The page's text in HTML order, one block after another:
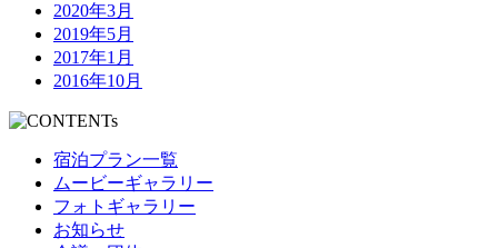
2020年3月
2019年5月
2017年1月
2016年10月
宿泊プラン一覧
ムービーギャラリー
フォトギャラリー
お知らせ